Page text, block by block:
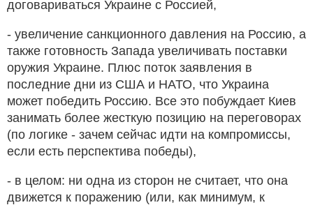
договариваться Украине с Россией,
- увеличение санкционного давления на Россию, а
также готовность Запада увеличивать поставки
оружия Украине. Плюс поток заявления в
последние дни из США и НАТО, что Украина
может победить Россию. Все это побуждает Киев
занимать более жесткую позицию на переговорах
(по логике - зачем сейчас идти на компромиссы,
если есть перспектива победы),
- в целом: ни одна из сторон не считает, что она
движется к поражению (или, как минимум, к